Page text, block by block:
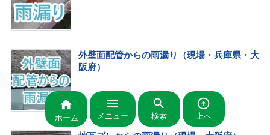
外壁面配管からの雨漏り（現場・兵庫県・大
阪府）

ホーム

メニュー

検索

上へ